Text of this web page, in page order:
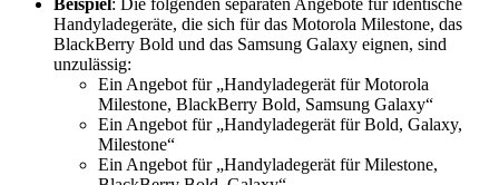
Beispiel: Die folgenden separaten Angebote für identische
Handyladegeräte, die sich für das Motorola Milestone, das
BlackBerry Bold und das Samsung Galaxy eignen, sind
unzulässig:
Ein Angebot für „Handyladegerät für Motorola
Milestone, BlackBerry Bold, Samsung Galaxy“
Ein Angebot für „Handyladegerät für Bold, Galaxy,
Milestone“
Ein Angebot für „Handyladegerät für Milestone,